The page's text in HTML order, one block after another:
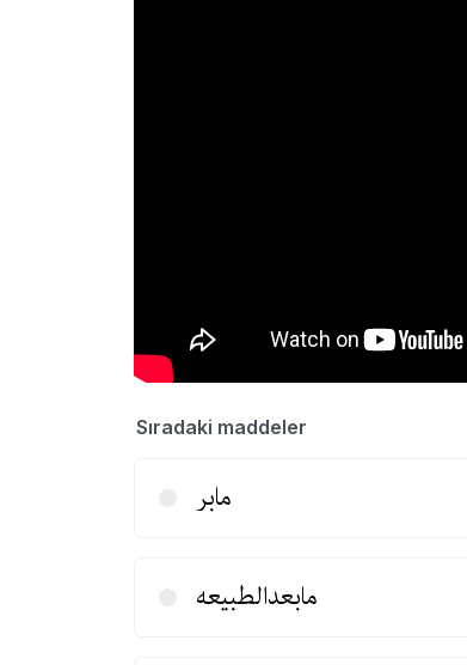
Sıradaki maddeler
مابر
مابعدالطبیعه